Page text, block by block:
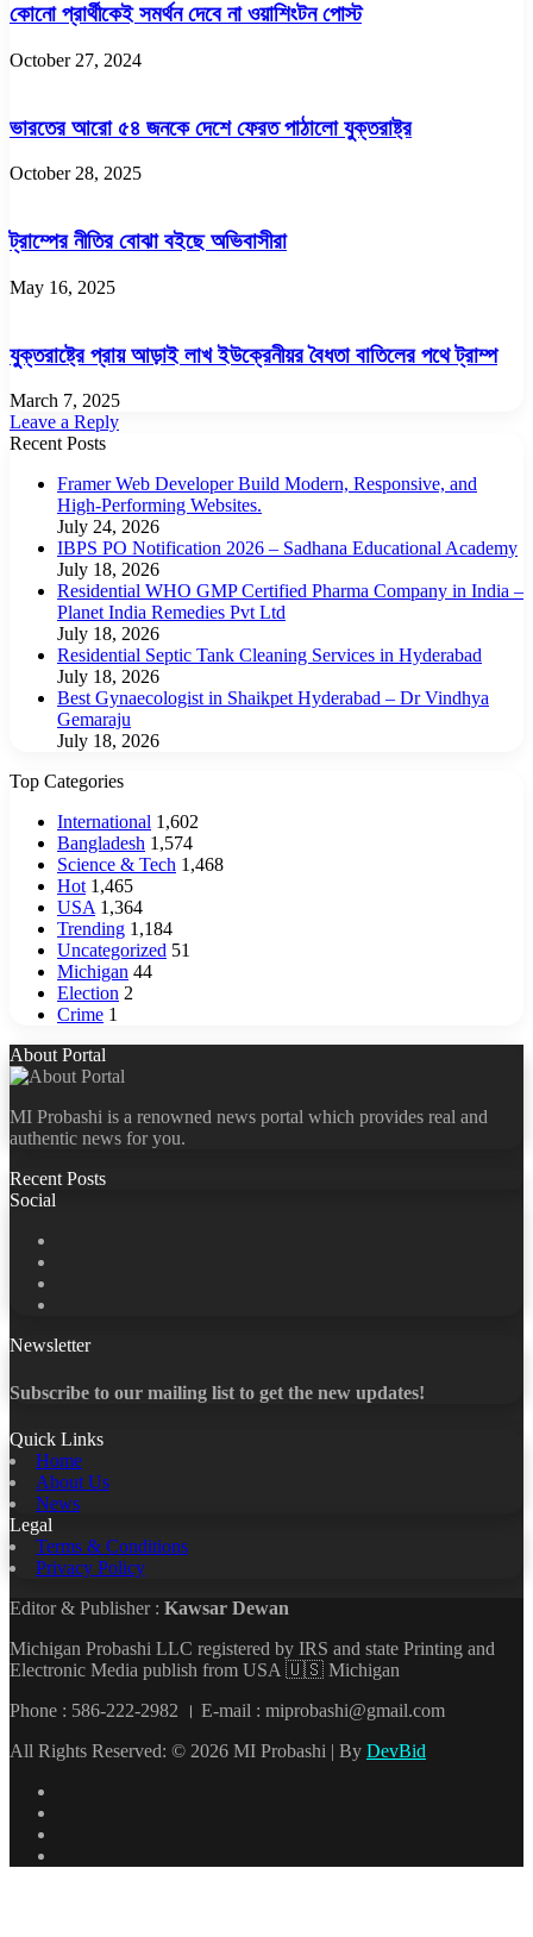
কোনো প্রার্থীকেই সমর্থন দেবে না ওয়াশিংটন পোস্ট
October 27, 2024
ভারতের আরো ৫৪ জনকে দেশে ফেরত পাঠালো যুক্তরাষ্ট্র
October 28, 2025
ট্রাম্পের নীতির বোঝা বইছে অভিবাসীরা
May 16, 2025
যুক্তরাষ্ট্রে প্রায় আড়াই লাখ ইউক্রেনীয়র বৈধতা বাতিলের পথে ট্রাম্প
March 7, 2025
Leave a Reply
Recent Posts
Framer Web Developer Build Modern, Responsive, and
High-Performing Websites.
July 24, 2026
IBPS PO Notification 2026 – Sadhana Educational Academy
July 18, 2026
Residential WHO GMP Certified Pharma Company in India –
Planet India Remedies Pvt Ltd
July 18, 2026
Residential Septic Tank Cleaning Services in Hyderabad
July 18, 2026
Best Gynaecologist in Shaikpet Hyderabad – Dr Vindhya
Gemaraju
July 18, 2026
Top Categories
International 1,602
Bangladesh 1,574
Science & Tech 1,468
Hot 1,465
USA 1,364
Trending 1,184
Uncategorized 51
Michigan 44
Election 2
Crime 1
About Portal
MI Probashi is a renowned news portal which provides real and
authentic news for you.
Recent Posts
Social
Newsletter
Subscribe to our mailing list to get the new updates!
Quick Links
Home
About Us
News
Legal
Terms & Conditions
Privacy Policy
Editor & Publisher : Kawsar Dewan
Michigan Probashi LLC registered by IRS and state Printing and
Electronic Media publish from USA 🇺🇸 Michigan
Phone : 586-222-2982 । E-mail : miprobashi@gmail.com
All Rights Reserved: © 2026 MI Probashi | By DevBid